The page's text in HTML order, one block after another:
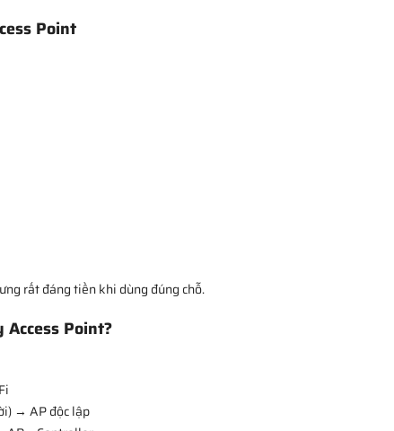
Point
rất đáng tiền khi dùng đúng chỗ.
Point?
→ AP độc lập